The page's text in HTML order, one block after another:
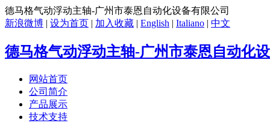
德马格气动浮动主轴-广州市泰恩自动化设备有限公司
新浪微博 | 设为首页 | 加入收藏 | English | Italiano | 中文
德马格气动浮动主轴-广州市泰恩自动化
网站首页
公司简介
产品展示
技术支持